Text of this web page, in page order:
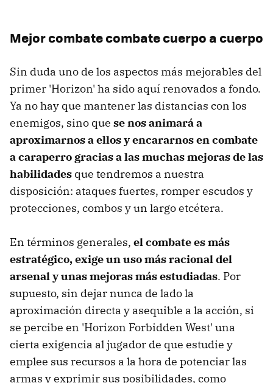
Mejor combate combate cuerpo a cuerpo
Sin duda uno de los aspectos más mejorables del
primer 'Horizon' ha sido aquí renovados a fondo.
Ya no hay que mantener las distancias con los
enemigos, sino que se nos animará a
aproximarnos a ellos y encararnos en combate
a caraperro gracias a las muchas mejoras de las
habilidades que tendremos a nuestra
disposición: ataques fuertes, romper escudos y
protecciones, combos y un largo etcétera.
En términos generales, el combate es más
estratégico, exige un uso más racional del
arsenal y unas mejoras más estudiadas. Por
supuesto, sin dejar nunca de lado la
aproximación directa y asequible a la acción, si
se percibe en 'Horizon Forbidden West' una
cierta exigencia al jugador de que estudie y
emplee sus recursos a la hora de potenciar las
armas y exprimir sus posibilidades, como